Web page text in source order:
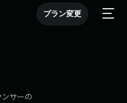
プラン変更
サーの